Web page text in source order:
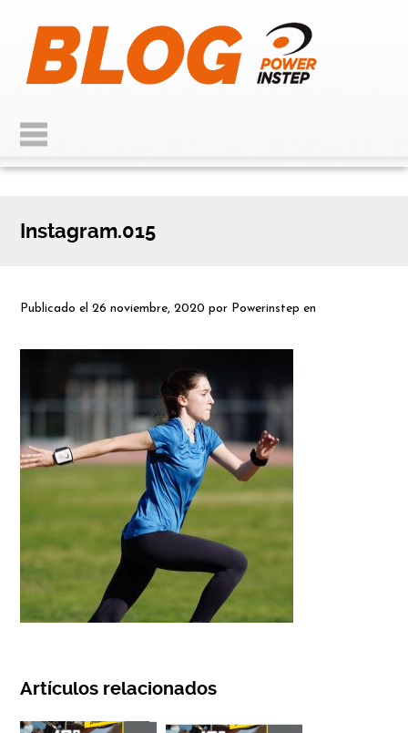
Instagram.015
Publicado el26 noviembre, 2020 por Powerinstep en
Artículos relacionados